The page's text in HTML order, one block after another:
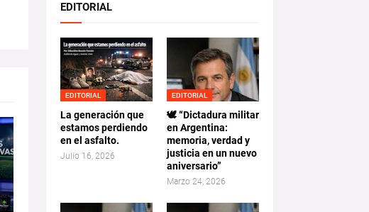
EDITORIAL
EDITORIAL
La generación que
estamos perdiendo
en el asfalto.
Julio 16, 2026
EDITORIAL
🕊️ “Dictadura militar
en Argentina:
memoria, verdad y
justicia en un nuevo
aniversario”
Marzo 24, 2026